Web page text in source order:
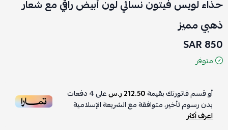
حذاء لويس فيتون نسائي لون أبيض راقي مع شعار
ذهبي مميز
850 SAR
متوفر
أو قسم فاتورتك بقيمة212.50 ر.س على4دفعات
بدون رسوم تأخير، متوافقة مع الشريعة الإسلامية
اعرف أكثر